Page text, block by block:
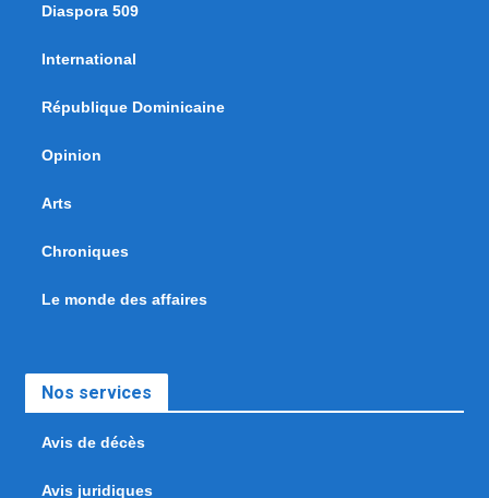
Diaspora 509
International
République Dominicaine
Opinion
Arts
Chroniques
Le monde des affaires
Nos services
Avis de décès
Avis juridiques